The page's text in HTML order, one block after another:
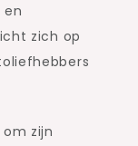
en
zich op
zijn